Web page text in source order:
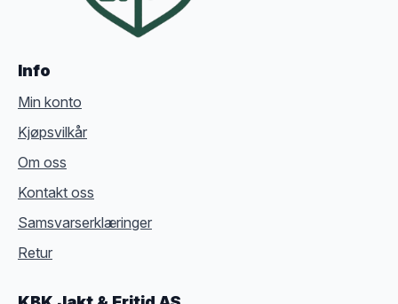
Info
Min konto
Kjøpsvilkår
Om oss
Kontakt oss
Samsvarserklæringer
Retur